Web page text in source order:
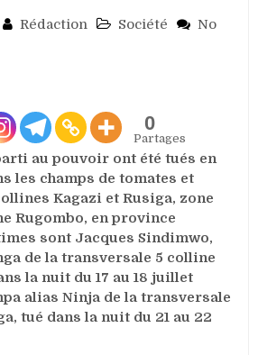
Rédaction Société
No
0
Partages
au pouvoir ont été tués en
les champs de tomates et
Kagazi et Rusiga, zone
Rugombo, en province
sont Jacques Sindimwo,
de la transversale 5 colline
la nuit du 17 au 18 juillet
alias Ninja de la transversale
tué dans la nuit du 21 au 22